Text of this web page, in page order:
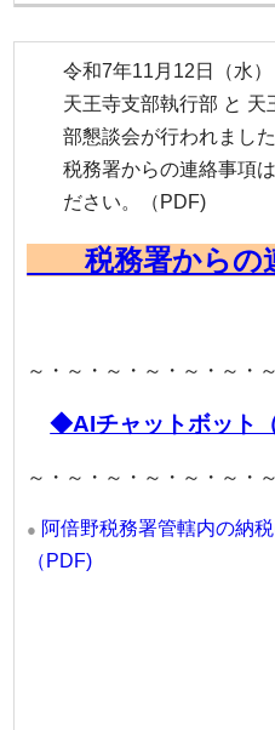
令和7年11月12日（水）
天王寺支部執行部 と 天
部懇談会が行われました
税務署からの連絡事項
ださい。（PDF)
税務署からの
～・～・～・～・～・～・
◆AIチャットボット
～・～・～・～・～・～・
● 阿倍野税務署管轄内の納
（PDF)